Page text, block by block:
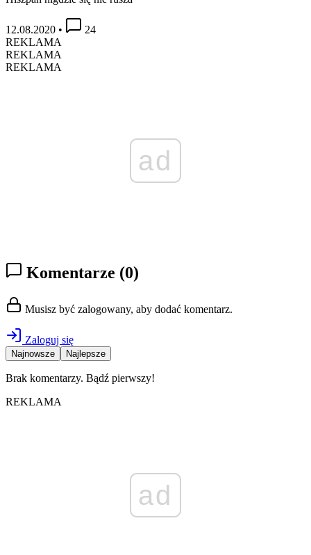
12.08.2020 •
24
REKLAMA
REKLAMA
REKLAMA
ad
Komentarze (0)
Musisz być zalogowany, aby dodać komentarz.
Zaloguj się
Najnowsze Najlepsze
Brak komentarzy. Bądź pierwszy!
REKLAMA
ad